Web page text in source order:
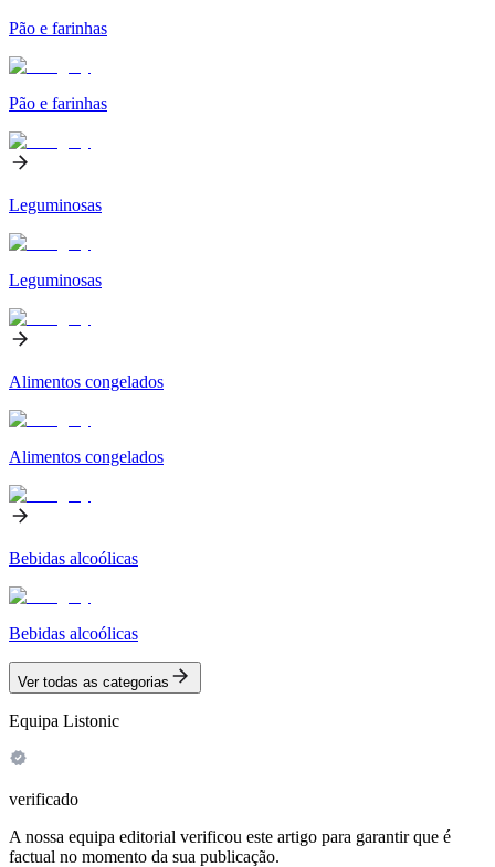
Pão e farinhas
Pão e farinhas
Leguminosas
Leguminosas
Alimentos congelados
Alimentos congelados
Bebidas alcoólicas
Bebidas alcoólicas
Ver todas as categorias
Equipa Listonic
verificado
A nossa equipa editorial verificou este artigo para garantir que é
factual no momento da sua publicação.